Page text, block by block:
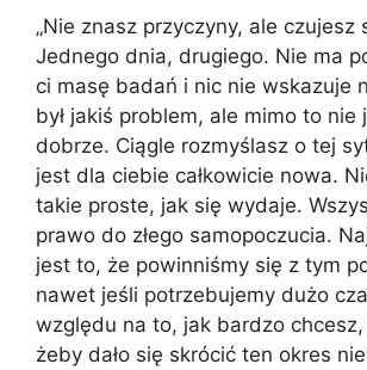
„Nie znasz przyczyny, ale czujesz
Jednego dnia, drugiego. Nie ma
ci masę badań i nic nie wskazuje
był jakiś problem, ale mimo to nie
dobrze. Ciągle rozmyślasz o tej
jest dla ciebie całkowicie nowa.
takie proste, jak się wydaje.
prawo do złego samopoczucia.
jest to, że powinniśmy się z tym
nawet jeśli potrzebujemy dużo
względu na to, jak bardzo
żeby dało się skrócić ten okres